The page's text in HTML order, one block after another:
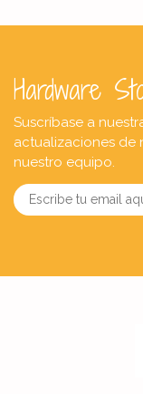
Hardware
Suscríbase a
actualizaciones de
nuestro equipo.